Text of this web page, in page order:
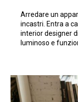
gli spazi
Arredare un
incastri. Entra a
interior designer
luminoso e